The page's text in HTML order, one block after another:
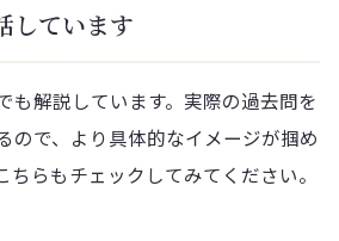
しています
も解説しています。実際の過去問を
ので、より具体的なイメージが掴め
ちらもチェックしてみてください。